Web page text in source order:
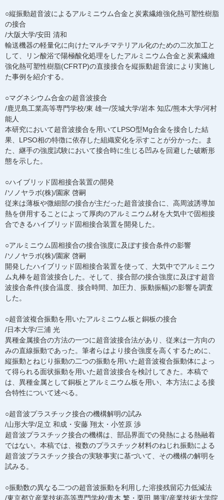
○縦振動超音波によるアルミニウム合金と炭素繊維強化熱可塑性樹脂
の接合
/大阪大学/安田 清和
輸送機器の軽量化に向けたマルチマテリアル化のための二次加工と
して、リン酸浴で陽極酸化処理をしたアルミニウム合金と炭素繊維
強化熱可塑性樹脂(CFRTP)の直接接合を縦振動超音波により実施し
た事例を紹介する。
○マグネシウム合金の超音波接合
/鹿児島工業高等専門学校/東 雄一/茨城大学/岩本 知広/熊本大学/河村
能人
本研究において超音波接合を用いてLPSO型Mg合金を接合した結
果、LPSO相の特徴に依存した組織変化を示すことが分かった。ま
た、継手の強度試験において接合時に生じる凹みを回避した破断形
態を示した。
○ハイブリッド固相接合装置の開発
/ソノヤラボ(株)/園家 啓嗣
従来は薄板や微細部の接合が主だった超音波接合に、高周波誘導加
熱を併用することによって厚肉のアルミニウム材を大気中で固相接
合できるハイブリッド固相接合装置を開発した。
○アルミニウム固相接合の接合強度に及ぼす接合条件の影響
/ソノヤラボ(株)/園家 啓嗣
開発したハイブリッド固相接合装置を使って、大気中でアルミニウ
ム丸棒を超音波接合した。そして、接合部の接合強度に及ぼす超音
波接合条件(接合温度、接合時間、加圧力、振動振幅)の影響を調査
した。
○超音波複合振動を用いたアルミニウム板と銅板の接合
/日本大学/三浦 光
異種金属接合の方法の一つに超音波接合法があり、従来は一方向の
みの直線振動であった。筆者らはより接合強度を高くするために、
縦振動とねじり振動の二つの振動を用いた超音波複合振動体によっ
て得られる面状振動を用いた超音波接合を検討してきた。本稿で
は、異種金属として銅板とアルミニウム板を用い、本方法による接
合特性について述べる。
○超音波プラスチック接合の機構解明の試み
/山形大学/足立 和成・安藤 翔太・小笠原 渉
超音波プラスチック接合の機構は、部品界面での発熱による熱融着
ではない。本稿では、複数のプラスチック材料のねじれ振動による
超音波プラスチック接合の実験事実に基づいて、その機構の解明を
試みる。
○振動数の異なる二つの超音波振動を利用した溶接残留応力低減法
/東京都立産業技術高等専門学校/青木 繁・栗田 勝実/産業技術大学院